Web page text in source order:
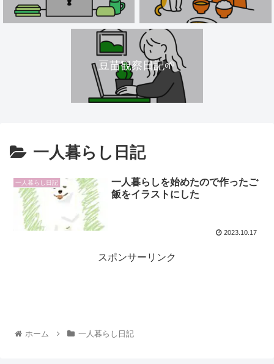
豆苗観察日記🌱
一人暮らし日記
一人暮らし日記
一人暮らしを始めたので作ったご
飯をイラストにした
2023.10.17
スポンサーリンク
ホーム 一人暮らし日記